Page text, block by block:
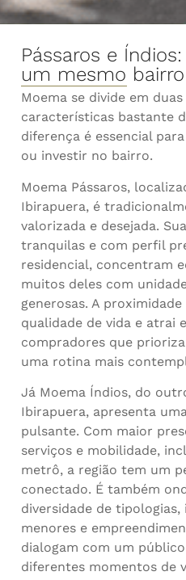
Pássaros e
um mesmo bairro
Moema se divide em
características bastante
diferença é essencial
ou investir no bairro.
Moema Pássaros,
Ibirapuera, é
valorizada e desejada.
tranquilas e com perfil
residencial, concentram
muitos deles com
generosas. A
qualidade de vida e atrai
compradores que
uma rotina mais
Já Moema Índios, do
Ibirapuera, apresenta
pulsante. Com maior
serviços e mobilidade,
metrô, a região tem um
conectado. É também
diversidade de
menores e
dialogam com um
diferentes momentos de